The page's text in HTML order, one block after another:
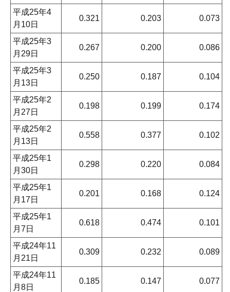
平成25年4
月10日
0.321 0.203 0.073
平成25年3
月29日
0.267 0.200 0.086
平成25年3
月13日
0.250 0.187 0.104
平成25年2
月27日
0.198 0.199 0.174
平成25年2
月13日
0.558 0.377 0.102
平成25年1
月30日
0.298 0.220 0.084
平成25年1
月17日
0.201 0.168 0.124
平成25年1
月7日
0.618 0.474 0.101
平成24年11
月21日
0.309 0.232 0.089
平成24年11
月8日
0.185 0.147 0.077